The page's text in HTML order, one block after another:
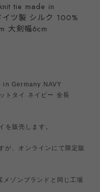
tie made in
ツ製 シルク 100%
大剣幅6cm
Germany NAVY
トタイ ネイビー 全長
を販売します。
が、オンラインにて限定販
メゾンブランドと同じ工場